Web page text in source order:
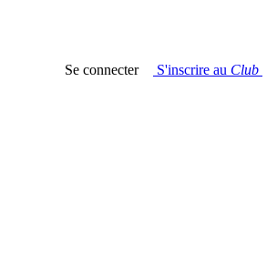
Se connecter S'inscrire au Club